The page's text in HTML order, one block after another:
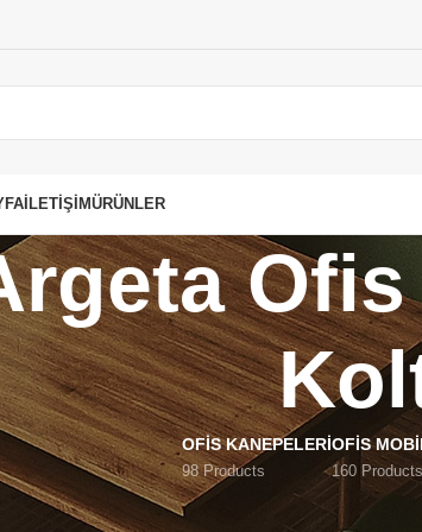
İLETIŞIMÜRÜNLER
OFIS KANEPELERI
98 Products
OFIS
160 Products
Anasayfa 8255 Argeta Ofis Koltukları_Müdür